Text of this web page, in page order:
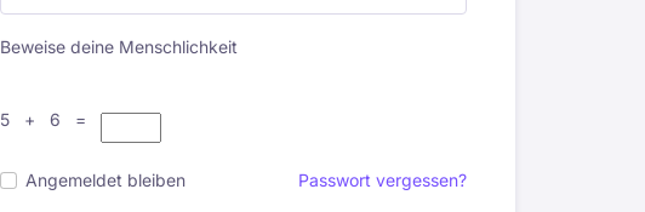
Beweise deine Menschlichkeit
5 + 6 =
Angemeldet bleiben Passwort vergessen?